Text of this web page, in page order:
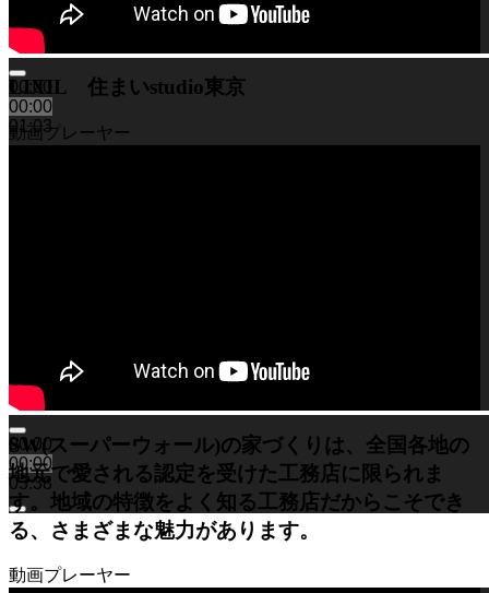
00:00
00:00
01:03
LIXIL 住まいstudio東京
動画プレーヤー
00:00
00:00
03:38
SW(スーパーウォール)の家づくりは、全国各地の
地元で愛される認定を受けた工務店に限られま
す。地域の特徴をよく知る工務店だからこそでき
る、さまざまな魅力があります。
動画プレーヤー